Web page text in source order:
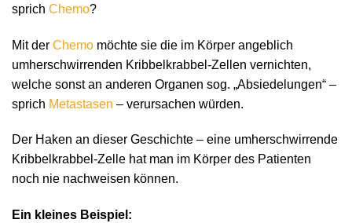
sprich Chemo?
Mit der Chemo möchte sie die im Körper angeblich
umherschwirrenden Kribbelkrabbel-Zellen vernichten,
welche sonst an anderen Organen sog. „Absiedelungen“ –
sprich Metastasen – verursachen würden.
Der Haken an dieser Geschichte – eine umherschwirrende
Kribbelkrabbel-Zelle hat man im Körper des Patienten
noch nie nachweisen können.
Ein kleines Beispiel: